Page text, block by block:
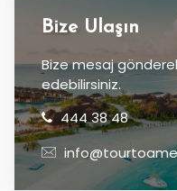
Bize Ulaşın
Bize mesaj
edebilirsiniz.
444 38 48